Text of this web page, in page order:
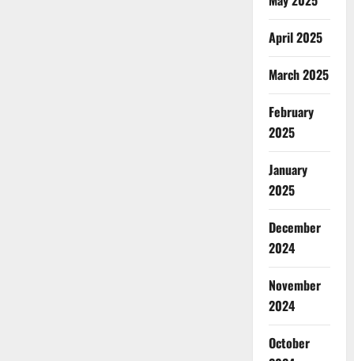
April 2025
March 2025
February
2025
January
2025
December
2024
November
2024
October